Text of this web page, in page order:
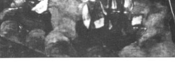
XVIII веке по масштабам ему не было равных на
оставался самым высоким и значительным из
второе место, после гостиных дворов, в
Один из самых больших и светлых соборов
портового города с отраженными в ней
архангелогородской школы церковного зодчества.